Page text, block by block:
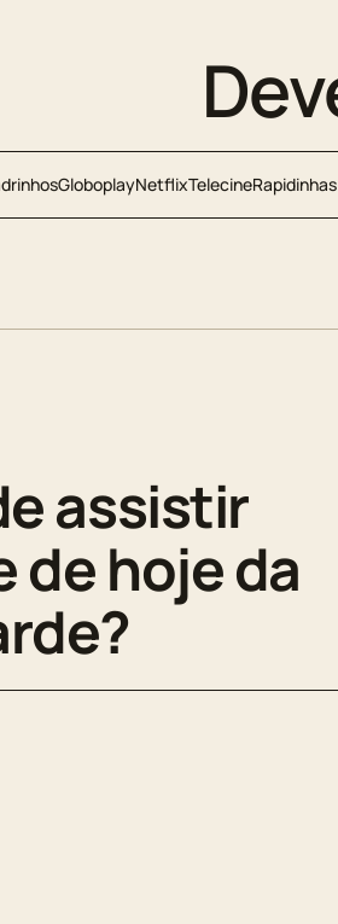
GloboplayNetflixTelecineRapidinhas
assistir
de hoje da